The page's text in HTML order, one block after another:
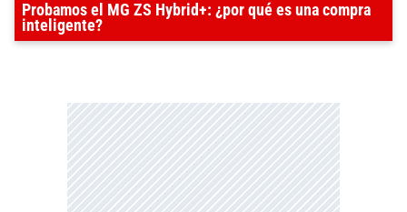
Probamos el MG ZS Hybrid+: ¿por qué es una compra
inteligente?